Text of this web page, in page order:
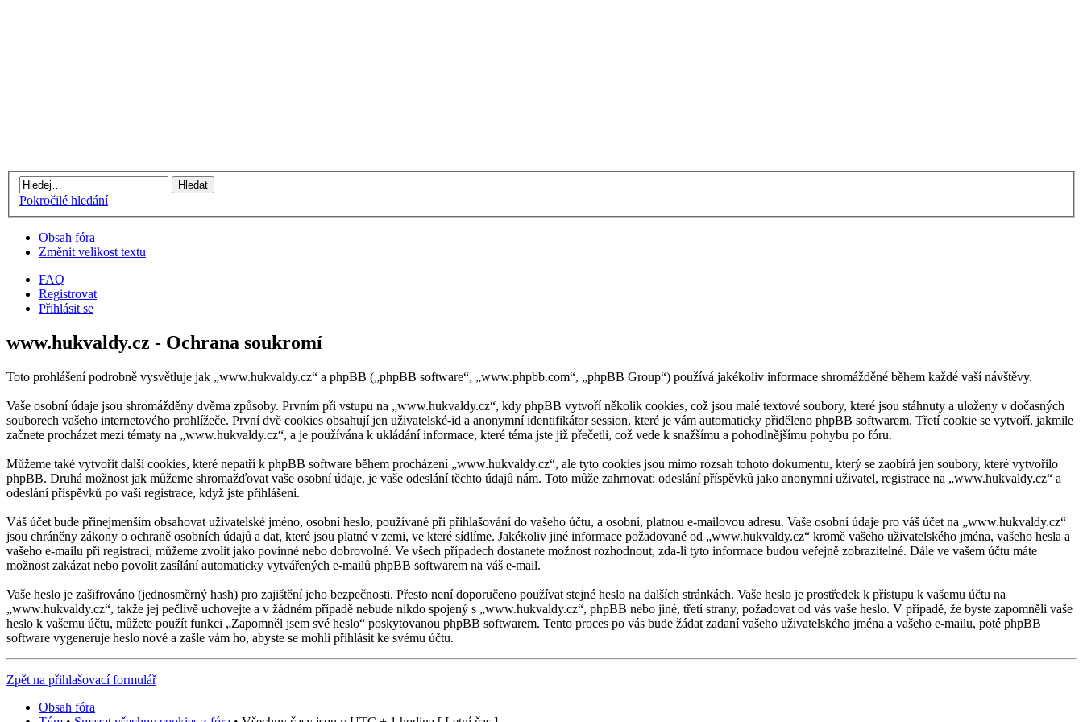
Pokročilé hledání
Obsah fóra
Změnit velikost textu
FAQ
Registrovat
Přihlásit se
www.hukvaldy.cz - Ochrana soukromí
Toto prohlášení podrobně vysvětluje jak „www.hukvaldy.cz“ a phpBB („phpBB software“, „www.phpbb.com“, „phpBB Group“) používá jakékoliv informace shromážděné během každé vaší návštěvy.
Vaše osobní údaje jsou shromážděny dvěma způsoby. Prvním při vstupu na „www.hukvaldy.cz“, kdy phpBB vytvoří několik cookies, což jsou malé textové soubory, které jsou stáhnuty a uloženy v dočasných
souborech vašeho internetového prohlížeče. První dvě cookies obsahují jen uživatelské-id a anonymní identifikátor session, které je vám automaticky přiděleno phpBB softwarem. Třetí cookie se vytvoří, jakmile
začnete procházet mezi tématy na „www.hukvaldy.cz“, a je používána k ukládání informace, které téma jste již přečetli, což vede k snažšímu a pohodlnějšímu pohybu po fóru.
Můžeme také vytvořit další cookies, které nepatří k phpBB software během procházení „www.hukvaldy.cz“, ale tyto cookies jsou mimo rozsah tohoto dokumentu, který se zaobírá jen soubory, které vytvořilo
phpBB. Druhá možnost jak můžeme shromažďovat vaše osobní údaje, je vaše odeslání těchto údajů nám. Toto může zahrnovat: odeslání příspěvků jako anonymní uživatel, registrace na „www.hukvaldy.cz“ a
odeslání příspěvků po vaší registrace, když jste přihlášeni.
Váš účet bude přinejmenším obsahovat uživatelské jméno, osobní heslo, používané při přihlašování do vašeho účtu, a osobní, platnou e-mailovou adresu. Vaše osobní údaje pro váš účet na „www.hukvaldy.cz“
jsou chráněny zákony o ochraně osobních údajů a dat, které jsou platné v zemi, ve které sídlíme. Jakékoliv jiné informace požadované od „www.hukvaldy.cz“ kromě vašeho uživatelského jména, vašeho hesla a
vašeho e-mailu při registraci, můžeme zvolit jako povinné nebo dobrovolné. Ve všech případech dostanete možnost rozhodnout, zda-li tyto informace budou veřejně zobrazitelné. Dále ve vašem účtu máte
možnost zakázat nebo povolit zasílání automaticky vytvářených e-mailů phpBB softwarem na váš e-mail.
Vaše heslo je zašifrováno (jednosměrný hash) pro zajištění jeho bezpečnosti. Přesto není doporučeno používat stejné heslo na dalších stránkách. Vaše heslo je prostředek k přístupu k vašemu účtu na
„www.hukvaldy.cz“, takže jej pečlivě uchovejte a v žádném případě nebude nikdo spojený s „www.hukvaldy.cz“, phpBB nebo jiné, třetí strany, požadovat od vás vaše heslo. V případě, že byste zapomněli vaše
heslo k vašemu účtu, můžete použít funkci „Zapomněl jsem své heslo“ poskytovanou phpBB softwarem. Tento proces po vás bude žádat zadaní vašeho uživatelského jména a vašeho e-mailu, poté phpBB
software vygeneruje heslo nové a zašle vám ho, abyste se mohli přihlásit ke svému účtu.
Zpět na přihlašovací formulář
Obsah fóra